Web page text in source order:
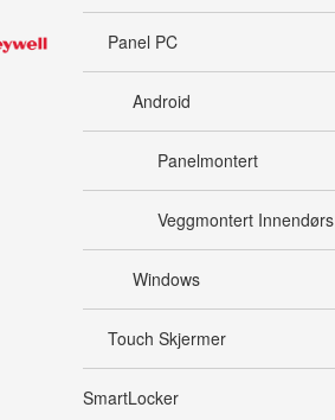
Panel PC
Android
Panelmontert
Veggmontert Innendørs
Windows
Touch Skjermer
SmartLocker